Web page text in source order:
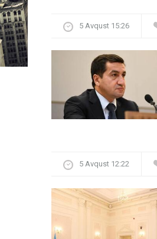
5 Avqust 15:26
5 Avqust 12:22